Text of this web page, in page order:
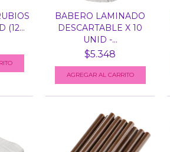
(12...
BABERO LAMINADO
DESCARTABLE X 10
UNID -...
$5.348